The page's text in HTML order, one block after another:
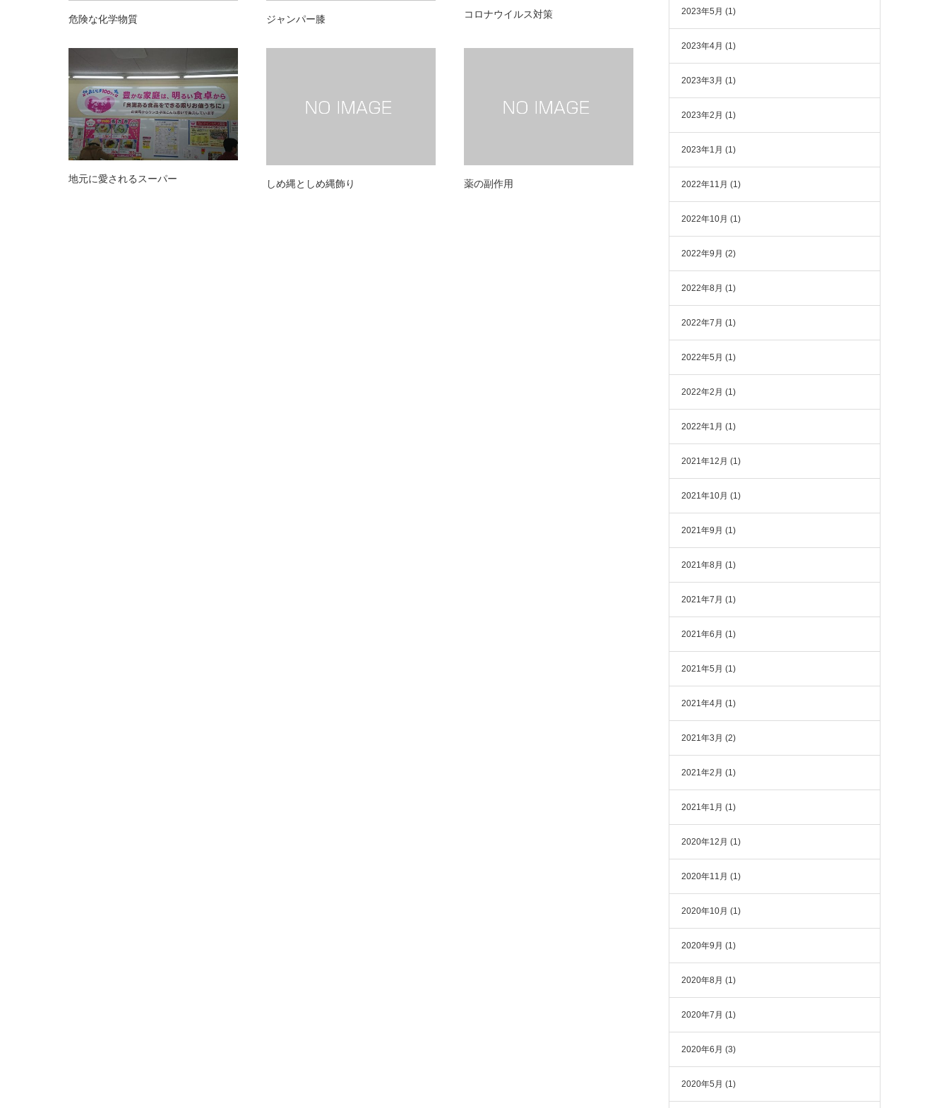
危険な化学物質 ジャンパー膝 コロナウイルス対策
地元に愛されるスーパー しめ縄としめ縄飾り 薬の副作用
2023年5月 (1)
2023年4月 (1)
2023年3月 (1)
2023年2月 (1)
2023年1月 (1)
2022年11月 (1)
2022年10月 (1)
2022年9月 (2)
2022年8月 (1)
2022年7月 (1)
2022年5月 (1)
2022年2月 (1)
2022年1月 (1)
2021年12月 (1)
2021年10月 (1)
2021年9月 (1)
2021年8月 (1)
2021年7月 (1)
2021年6月 (1)
2021年5月 (1)
2021年4月 (1)
2021年3月 (2)
2021年2月 (1)
2021年1月 (1)
2020年12月 (1)
2020年11月 (1)
2020年10月 (1)
2020年9月 (1)
2020年8月 (1)
2020年7月 (1)
2020年6月 (3)
2020年5月 (1)